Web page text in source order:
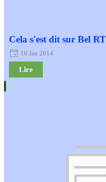
Cela s'est dit sur Bel
16 Jan 2014
Lire